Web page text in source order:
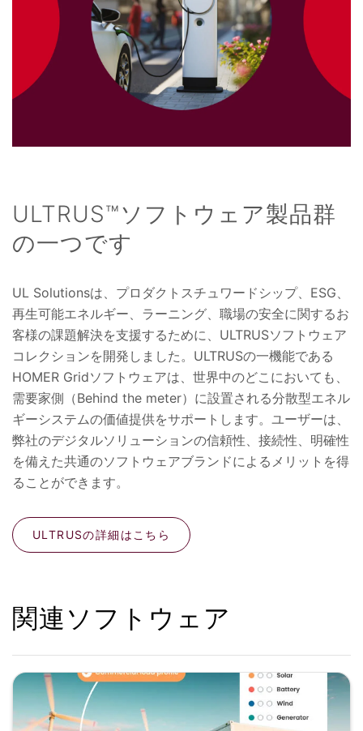
ULTRUS™ソフトウェア製品群
の一つです
UL Solutionsは、プロダクトスチュワードシップ、ESG、
再生可能エネルギー、ラーニング、職場の安全に関するお
客様の課題解決を支援するために、ULTRUSソフトウェア
コレクションを開発しました。ULTRUSの一機能である
HOMER Gridソフトウェアは、世界中のどこにおいても、
需要家側（Behind the meter）に設置される分散型エネル
ギーシステムの価値提供をサポートします。ユーザーは、
弊社のデジタルソリューションの信頼性、接続性、明確性
を備えた共通のソフトウェアブランドによるメリットを得
ることができます。
ULTRUSの詳細はこちら
関連ソフトウェア